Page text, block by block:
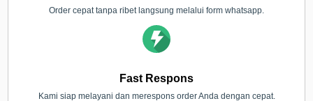
Order cepat tanpa ribet langsung melalui form whatsapp.
Fast Respons
Kami siap melayani dan merespons order Anda dengan cepat.